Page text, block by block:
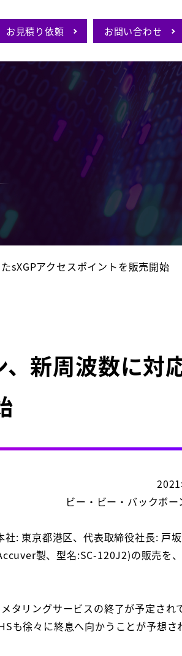
お見積り依頼 お問い合わせ
sXGPアクセスポイントを販売開始
、新周波数に対
ビー・ビー・バックボ
: 東京都港区、代表取締役社長: 戸
製、型名:SC-120J2)の販売を
タリングサービスの終了が予定され
も徐々に終息へ向かうことが予想さ